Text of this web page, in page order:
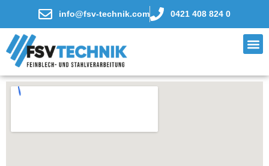
info@fsv-technik.com 0421 408 824 0